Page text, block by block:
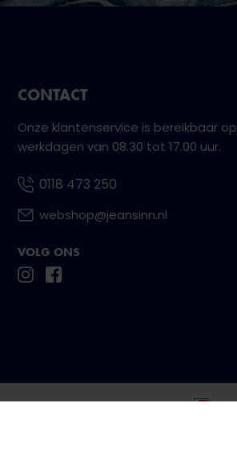
CONTACT
Onze klantenservice is bereikbaar op
werkdagen van 08.30 tot 17.00 uur.
0118 473 250
webshop@jeansinn.nl
VOLG ONS
Betaal eenvoudig en veilig met